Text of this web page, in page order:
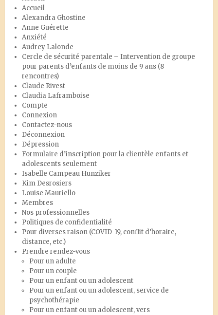
Accueil
Alexandra Ghostine
Anne Guérette
Anxiété
Audrey Lalonde
Cercle de sécurité parentale – Intervention de groupe
pour parents d’enfants de moins de 9 ans (8
rencontres)
Claude Rivest
Claudia Laframboise
Compte
Connexion
Contactez-nous
Déconnexion
Dépression
Formulaire d’inscription pour la clientèle enfants et
adolescents seulement
Isabelle Campeau Hunziker
Kim Desrosiers
Louise Mauriello
Membres
Nos professionnelles
Politiques de confidentialité
Pour diverses raison (COVID-19, conflit d’horaire,
distance, etc.)
Prendre rendez-vous
Pour un adulte
Pour un couple
Pour un enfant ou un adolescent
Pour un enfant ou un adolescent, service de
psychothérapie
Pour un enfant ou un adolescent, vers